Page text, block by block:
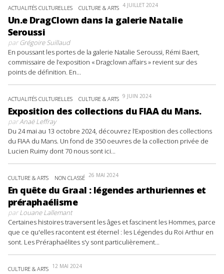
ACTUALITÉS CULTURELLES CULTURE & ARTS 4 JUILLET 2024
Un.e DragClown dans la galerie Natalie
Seroussi
parGrégoire Suillaud
En poussant les portes de la galerie Natalie Seroussi, Rémi Baert,
commissaire de l’exposition « Dragclown affairs » revient sur des
points de définition. En...
ACTUALITÉS CULTURELLES CULTURE & ARTS 9 JUIN 2024
Exposition des collections du FIAA du Mans.
parAnaë Leffray
Du 24 mai au 13 octobre 2024, découvrez l’Exposition des collections
du FIAA du Mans. Un fond de 350 oeuvres de la collection privée de
Lucien Ruimy dont 70 nous sont ici...
CULTURE & ARTS NON CLASSÉ 26 MAI 2024
En quête du Graal : légendes arthuriennes et
préraphaélisme
parLouane Lallemant
Certaines histoires traversent les âges et fascinent les Hommes, parce
que ce qu'elles racontent est éternel : les Légendes du Roi Arthur en
sont. Les Préraphaélites s'y sont particulièrement...
CULTURE & ARTS 12 MAI 2024